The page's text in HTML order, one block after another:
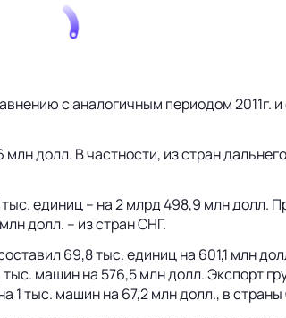
с аналогичным периодом 2011г.
долл. В частности, из стран
единиц – на 2 млрд 498,9 млн долл.
долл. – из стран СНГ.
69,8 тыс. единиц на 601,1 млн
машин на 576,5 млн долл. Экспорт
тыс. машин на 67,2 млн долл., в